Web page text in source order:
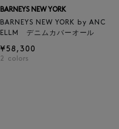
BARNEYS NEW YORK
BARNEYS NEW YORK by ANC
ELLM デニムカバーオール
¥58,300
2 colors